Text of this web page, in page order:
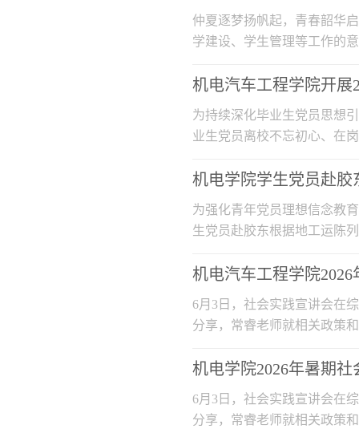
仲夏逐梦扬帆起，青春韶华
学建设、学生管理等工作的
机电汽车工程学院开展
为持续深化毕业生党员思想
业生党员离校不忘初心、在
机电学院学生党员赴
为强化青年党员理想信念教
生党员赴胶东根据地工运陈
机电汽车工程学院
6月3日，社会实践宣讲会在
分享，常睿老师就相关政策
机电学院2026年暑期
6月3日，社会实践宣讲会在
分享，常睿老师就相关政策